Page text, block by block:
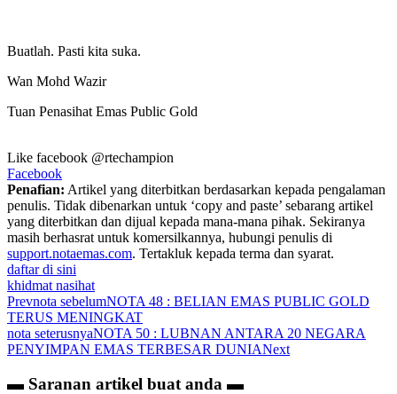
Buatlah. Pasti kita suka.
Wan Mohd Wazir
Tuan Penasihat Emas Public Gold
Like facebook @rtechampion
Facebook
Penafian: Artikel yang diterbitkan berdasarkan kepada pengalaman
penulis. Tidak dibenarkan untuk ‘copy and paste’ sebarang artikel
yang diterbitkan dan dijual kepada mana-mana pihak. Sekiranya
masih berhasrat untuk komersilkannya, hubungi penulis di
support.notaemas.com. Tertakluk kepada terma dan syarat.
daftar di sini
khidmat nasihat
Prevnota sebelumNOTA 48 : BELIAN EMAS PUBLIC GOLD
TERUS MENINGKAT
nota seterusnyaNOTA 50 : LUBNAN ANTARA 20 NEGARA
PENYIMPAN EMAS TERBESAR DUNIANext
▬ Saranan artikel buat anda ▬